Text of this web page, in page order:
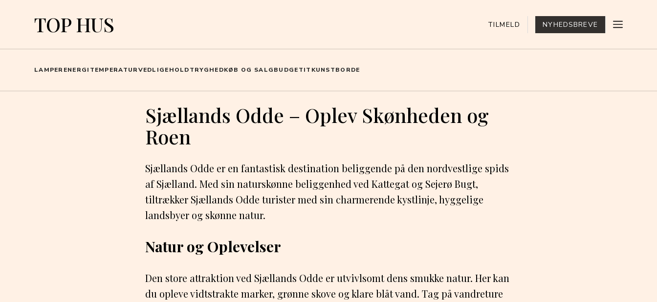
TOP HUS TILMELD NYHEDSBREVE
LAMPERENERGI TEMPERATURVEDLIGEHOLDTRYGHEDKØB OG SALGBUDGETIT KUNSTBORDE
Sjællands Odde – Oplev Skønheden og
Roen
Sjællands Odde er en fantastisk destination beliggende på den nordvestlige spids
af Sjælland. Med sin naturskønne beliggenhed ved Kattegat og Sejerø Bugt,
tiltrækker Sjællands Odde turister med sin charmerende kystlinje, hyggelige
landsbyer og skønne natur.
Natur og Oplevelser
Den store attraktion ved Sjællands Odde er utvivlsomt dens smukke natur. Her kan
du opleve vidtstrakte marker, grønne skove og klare blåt vand. Tag på vandreture